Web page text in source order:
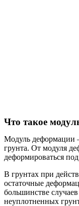
Что такое
Модуль деформации
грунта. От модуля
деформироваться
В грунтах при
остаточные
большинстве
неуплотненных